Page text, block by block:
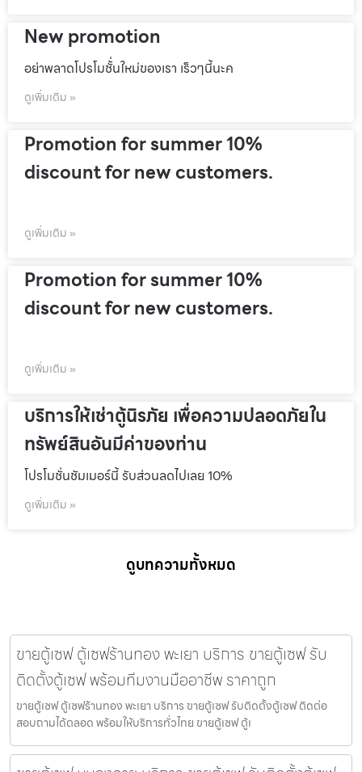
New promotion
อย่าพลาดโปรโมชั้่นใหม่ของเรา เร็วๆนี้นะค
ดูเพิ่มเติม »
Promotion for summer 10%
discount for new customers.
ดูเพิ่มเติม »
Promotion for summer 10%
discount for new customers.
ดูเพิ่มเติม »
บริการให้เช่าตู้นิรภัย เพื่อความปลอดภัยใน
ทรัพย์สินอันมีค่าของท่าน
โปรโมชั่นชัมเมอร์นี้ รับส่วนลดไปเลย 10%
ดูเพิ่มเติม »
ดูบทความทั้งหมด
ขายตู้เซฟ ตู้เซฟร้านทอง พะเยา บริการ ขายตู้เซฟ รับ
ติดตั้งตู้เซฟ พร้อมทีมงานมืออาชีพ ราคาถูก
ขายตู้เซฟ ตู้เซฟร้านทอง พะเยา บริการ ขายตู้เซฟ รับติดตั้งตู้เซฟ ติดต่อ
สอบถามได้ตลอด พร้อมให้บริการทั่วไทย ขายตู้เซฟ ตู้เ